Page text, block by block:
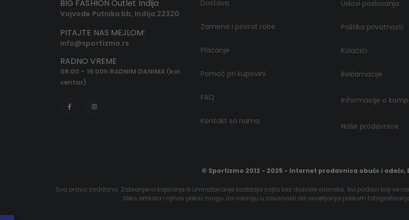
BIG FASHION Outlet Inđija
Vojvode Putnika bb, Inđija 22320
PITAJTE NAS MEJLOM:
info@sportizmo.rs
RADNO VREME
08:00 - 16:00h RADNIM DANIMA (kol
centar)
Dostava
Zamena i povrat robe
Plaćanje
Pomoć pri kupovini
FAQ
Kontakt sa nama
Uslovi poslovanja
Politika privatnosti
Kolačići
Reklamacije
Informacije o
Naše prodavnice
© Sportizmo 2012 - 2025 - Internet prodavnica obućе i odećе,
Sva prava zadržana. Zabranjeno kopiranje ili umnožavanje sadržaja sajta bez dozvole vlasnika. Svi podaci koji se
Slika artikala i njihov prikaz mogu da variraju u zavisnosti od osvetljanja prilikom